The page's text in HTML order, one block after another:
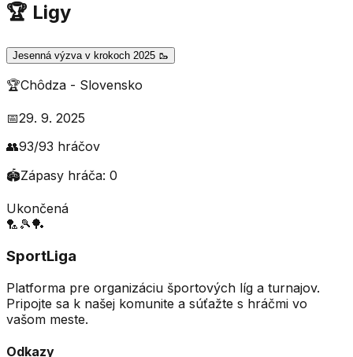
🏆 Ligy
Jesenná výzva v krokoch 2025 🥾
🏆Chôdza - Slovensko
📅29. 9. 2025
👥93/93 hráčov
🏟️Zápasy hráča: 0
Ukončená
🏸 🎾🏓
SportLiga
Platforma pre organizáciu športových líg a turnajov.
Pripojte sa k našej komunite a súťažte s hráčmi vo
vašom meste.
Odkazy